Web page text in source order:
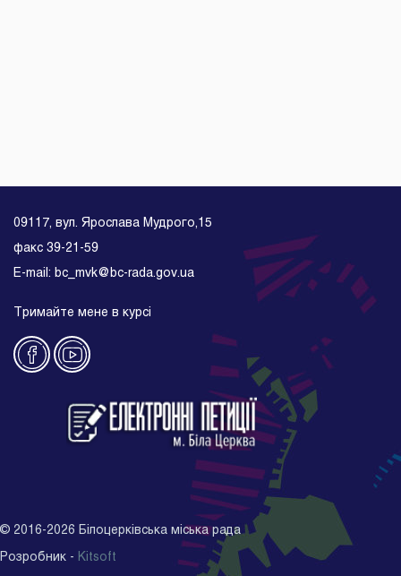
09117, вул. Ярослава Мудрого,15
факс 39-21-59
E-mail: bc_mvk@bc-rada.gov.ua
Тримайте мене в курсі
© 2016-2026 Білоцерківська міська рада
Розробник - Kitsoft